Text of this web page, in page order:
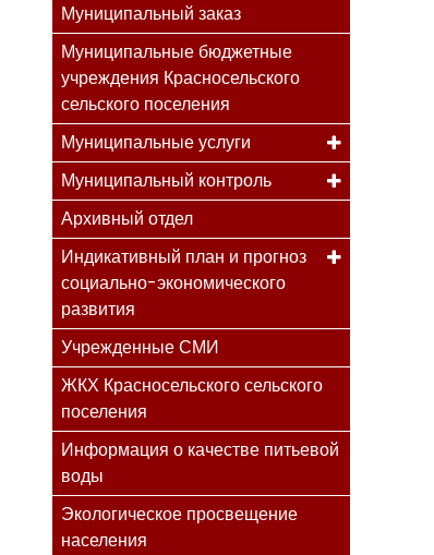
Муниципальный заказ
Муниципальные бюджетные
учреждения Красносельского
сельского поселения
Муниципальные услуги
Муниципальный контроль
Архивный отдел
Индикативный план и прогноз
социально-экономического
развития
Учрежденные СМИ
ЖКХ Красносельского сельского
поселения
Информация о качестве питьевой
воды
Экологическое просвещение
населения